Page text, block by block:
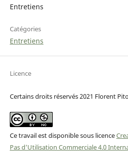
Entretiens
Catégories
Entretiens
Licence
Certains droits réservés 2021 Florent
Ce travail est disponible sous licence
Pas d’Utilisation Commerciale 4.0